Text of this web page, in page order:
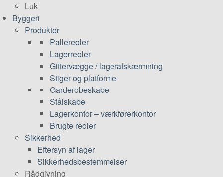
Luk
Byggeri
Produkter
Pallereoler
Lagerreoler
Gittervægge / lagerafskærmning
Stiger og platforme
Garderobeskabe
Stålskabe
Lagerkontor – værkførerkontor
Brugte reoler
Sikkerhed
Eftersyn af lager
Sikkerhedsbestemmelser
Rådgivning